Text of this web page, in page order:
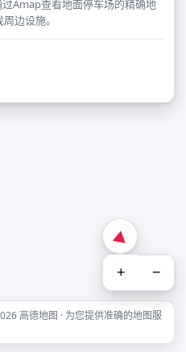
Amap查看地面停车场的精确地
边设施。
+ −
高德地图 · 为您提供准确的地图服